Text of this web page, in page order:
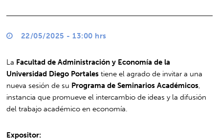
22/05/2025 - 13:00 hrs
La Facultad de Administración y Economía de la
Universidad Diego Portales tiene el agrado de invitar a una
nueva sesión de su Programa de Seminarios Académicos
instancia que promueve el intercambio de ideas y la difusión
del trabajo académico en economía.
Expositor: